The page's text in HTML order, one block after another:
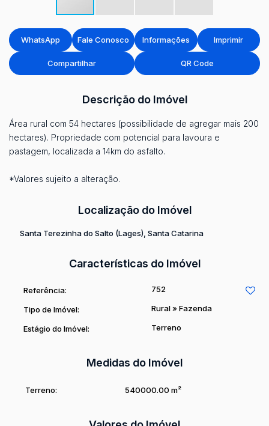
WhatsApp Fale Conosco Informações Imprimir
Compartilhar QR Code
Descrição do Imóvel
Área rural com 54 hectares (possibilidade de agregar mais 200
hectares). Propriedade com potencial para lavoura e
pastagem, localizada a 14km do asfalto.
*Valores sujeito a alteração.
Localização do Imóvel
Santa Terezinha do Salto (Lages) Santa Catarina
Características do Imóvel
Referência: 752
Tipo de Imóvel: Rural» Fazenda
Estágio do Imóvel: Terreno
Medidas do Imóvel
Terreno: 540000.00 m²